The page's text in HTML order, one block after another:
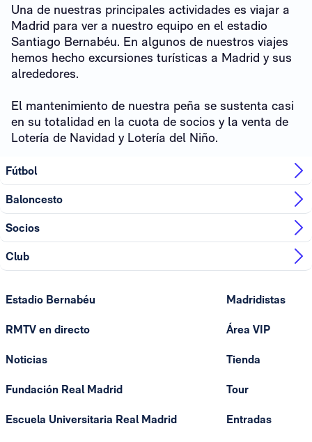
Una de nuestras principales actividades es viajar a
Madrid para ver a nuestro equipo en el estadio
Santiago Bernabéu. En algunos de nuestros viajes
hemos hecho excursiones turísticas a Madrid y sus
alrededores.
El mantenimiento de nuestra peña se sustenta casi
en su totalidad en la cuota de socios y la venta de
Lotería de Navidad y Lotería del Niño.
Fútbol
Baloncesto
Socios
Club
Estadio Bernabéu
RMTV en directo
Noticias
Fundación Real Madrid
Escuela Universitaria Real Madrid
Madridistas
Área VIP
Tienda
Tour
Entradas